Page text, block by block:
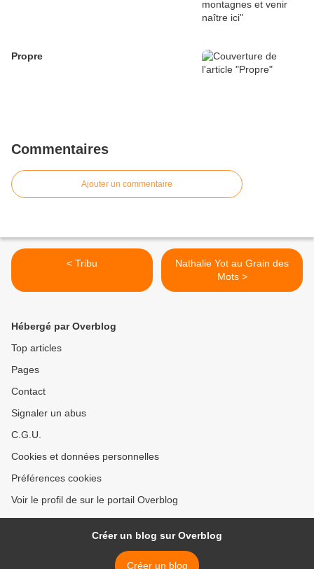
Propre
Commentaires
Ajouter un commentaire
< Tribu
Nathalie Yot au Grain des
Mots >
Hébergé par Overblog
Top articles
Pages
Contact
Signaler un abus
C.G.U.
Cookies et données personnelles
Préférences cookies
Voir le profil de sur le portail Overblog
Créer un blog sur Overblog
Créer un blog